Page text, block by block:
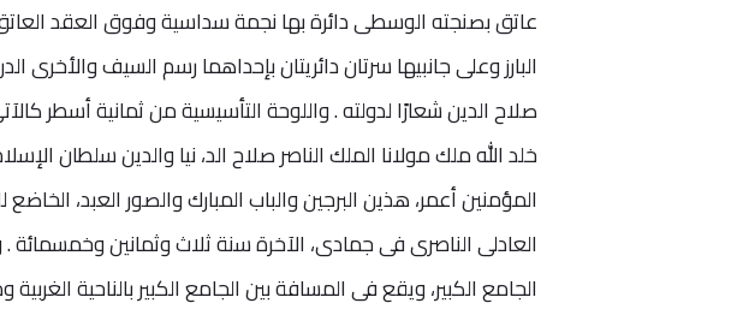
عاتق بصنجته الوسطى دائرة بها نجمة سداسية وفوق العقد العاتق
البارز وعلى جانبيها سرتان دائريتان بإحداهما رسم السيف والأخرى
صلاح الدين شعارًا لدولته . واللوحة التأسيسية من ثمانية أسطر
خلد الله ملك مولانا الملك الناصر صلاح الد، نيا والدين سلطان
المؤمنين أعمر، هذين البرجين والباب المبارك والصور العبد،
العادلى الناصرى فى جمادى، الآخرة سنة ثلاث وثمانين
الجامع الكبير، ويقع فى المسافة بين الجامع الكبير بالناحية